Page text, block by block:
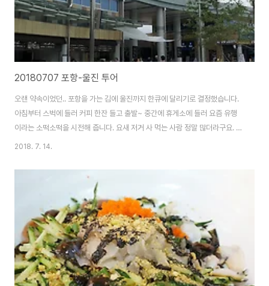
20180707 포항-울진 투어
오랜 약속이었던.. 포항을 가는 김에 울진까지 한큐에 달리기로 결정했습니다.
아침부터 스벅에 들러 커피 한잔 들고 출발~ 중간에 휴게소에 들러 요즘 유행
이라는 소떡소떡을 시전해 줍니다. 요새 저거 사 먹는 사람 정말 많더라구요. ㅋ
포항에서 도착한 마라도 횟집. 사실 회보다 물회가 유명한 집입니다. 보이시죠?
기도 힘들고 뺄때도 고생합니다. [▣ in my life../┗ 버섯메뉴판] - 포항 마라
도 횟집 - 최강달인 물회! 무려 6년여만에 왔습니다. 여전히 푸짐하네요. 가격
은 2,000원 올라서 22,000원. 전에는 순서대로 나왔는데.. 사람이 더 많아졌
나봅니다. 한방에 매운탕까지 나오네요. 여긴 물회 먹으면 매운탕이 기본..
2018. 7. 14.